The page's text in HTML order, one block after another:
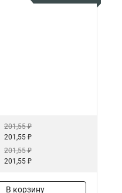
201,55 ₽
201,55 ₽
201,55 ₽
201,55 ₽
В корзину